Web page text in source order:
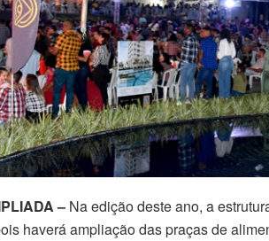
– Na edição deste ano, a
haverá ampliação das praças de